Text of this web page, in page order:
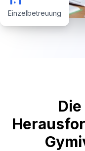
Einzelbetreuung